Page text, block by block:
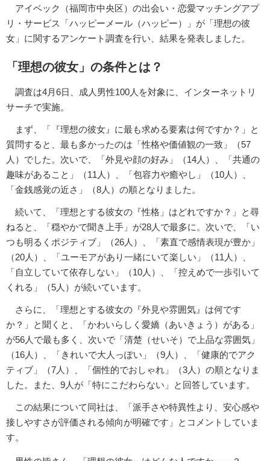
アイベック（福岡市中央区）の出会い・恋愛マッチングアプ
リ・サービス「ハッピーメール（ハッピー）」が「理想の彼
女」に関するアンケート調査を行い、結果を発表しました。
「理想の彼女」の条件とは？
調査は4月6日、成人男性100人を対象に、インターネットリ
サーチで実施。
まず、「『理想の彼女』に最も求める要素は何ですか？」と
質問すると、最も多かったのは「性格や価値観の一致」（57
人）でした。次いで、「外見や顔の好み」（14人）、「共通の
趣味があること」（11人）、「包容力や癒やし」（10人）、
「金銭感覚の近さ」（8人）の順となりました。
続いて、「理想とする彼女の『性格」はどれですか？」と尋
ねると、「穏やかで聞き上手」が28人で最多に。次いで、「い
つも明るくポジティブ」（26人）、「素直で感情表現が豊か」
（20人）、「ユーモアがあり一緒にいて楽しい」（11人）、
「自立していて依存しない」（10人）、「控えめで一歩引いて
くれる」（5人）が続いています。
さらに、「理想とする彼女の『外見や雰囲気』は何です
か？」と聞くと、「かわいらしく愛嬌（あいきょう）がある」
が56人で最も多く、次いで「清楚（せいそ）で上品な雰囲気」
（16人）、「きれいで大人っぽい」（9人）、「健康的でアク
ティブ」（7人）、「個性的でおしゃれ」（3人）の順となりま
した。また、9人が「特にこだわらない」と回答しています。
この結果について同社は、「派手さや特異性より、安心感や
接しやすさが評価される傾向が明確です」とコメントしていま
す。